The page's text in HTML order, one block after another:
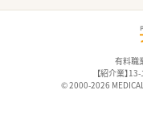
有料職
【紹介業】
© 2000-2026